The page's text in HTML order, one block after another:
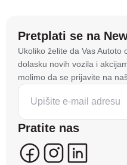
Pretplati se na
Ukoliko želite da Vas Autoto
dolasku novih vozila i
molimo da se prijavite na
Pratite nas
Na stranici
tehnologije kako bismo
informacijama na
da poboljšamo
posjećenost te
sadržaje koji bi vas
se kreirati korisnički
više uređaja i web
koriste ove tehnologije.